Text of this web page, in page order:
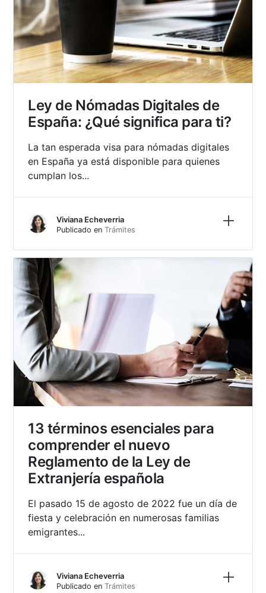
Ley de Nómadas Digitales de
España: ¿Qué significa para ti?
La tan esperada visa para nómadas digitales
en España ya está disponible para quienes
cumplan los...
Viviana Echeverria
Publicado enTrámites
13 términos esenciales para
comprender el nuevo
Reglamento de la Ley de
Extranjería española
El pasado 15 de agosto de 2022 fue un día de
fiesta y celebración en numerosas familias
emigrantes...
Viviana Echeverria
Publicado enTrámites